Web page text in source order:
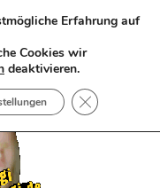
Erfahrung auf
Cookies wir
deaktivieren.
GDPR